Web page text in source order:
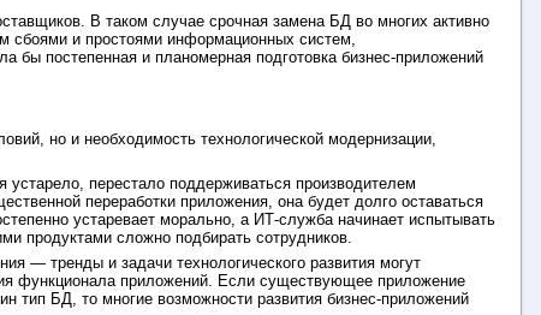
В таком случае срочная замена БД во многих активно
сбоями и простоями информационных систем,
бы постепенная и планомерная подготовка бизнес-приложений
но и необходимость технологической модернизации,
перестало поддерживаться производителем
переработки приложения, она будет долго оставаться
устаревает морально, а ИТ-служба начинает испытывать
продуктами сложно подбирать сотрудников.
— тренды и задачи технологического развития могут
функционала приложений. Если существующее приложение
тип БД, то многие возможности развития бизнес-приложений